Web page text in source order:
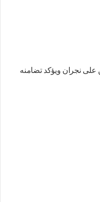
على نجران ويؤكد تضامنه